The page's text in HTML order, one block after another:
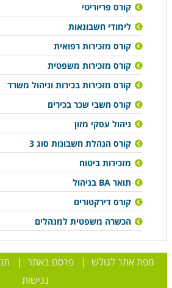
קורס פריוריטי
לימודי חשבונאות
קורס מזכירות רפואית
קורס מזכירות משפטית
קורס מזכירות בכירות וניהול משרד
קורס חשבי שכר בכירים
ניהול עסקי מזון
קורס הנהלת חשבונות סוג 3
מזכירות ביטוח
תואר BA בניהול
קורס דירקטורים
הכשרה משפטית למנהלים
מפת אתר לגולש |פרסם באתר |
נגישות